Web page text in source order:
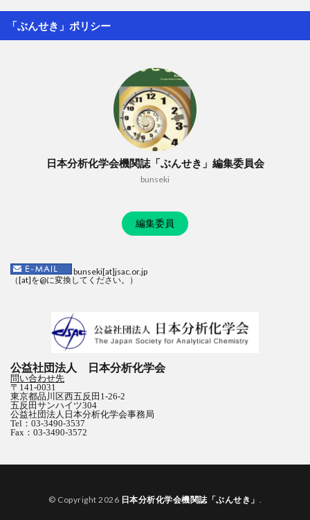
「ぶんせき」ポリシー
日本分析化学会機関誌「ぶんせき」編集委員会
bunseki
編集委員
bunseki[at]jsac.or.jp
（[at]を@に変換してください。）
公益社団法人 日本分析化学会
問い合わせ先
〒141-0031
東京都品川区西五反田1-26-2
五反田サンハイツ304
公益社団法人日本分析化学会事務局
Tel：03-3490-3537
Fax：03-3490-3572
© Copyright 2026 日本分析化学会機関誌「ぶんせき」 .